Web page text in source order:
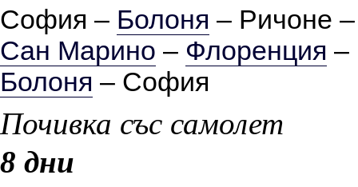
София – Болоня – Ричоне
Сан Марино – Флоренция –
Болоня – София
Почивка със самолет
8 дни